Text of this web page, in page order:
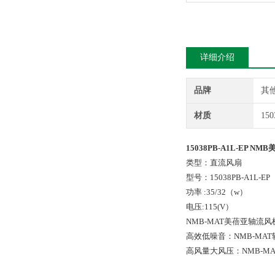
详细介绍
品牌 其
材质
15038PB-A1L-EP NMB
类型：直流风扇
型号：15038PB-A1L-EP
功率 :35/32（w）
电压:115(V）
NMB-MAT美蓓亚轴流风
高效低噪音：NMB-MAT
高风量大风压：NMB-